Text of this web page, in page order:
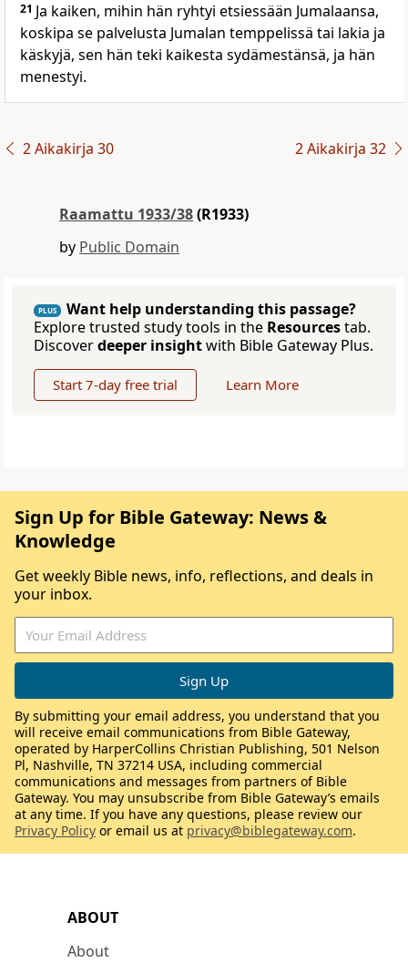
21 Ja kaiken, mihin hän ryhtyi etsiessään Jumalaansa,
koskipa se palvelusta Jumalan temppelissä tai lakia ja
käskyjä, sen hän teki kaikesta sydämestänsä, ja hän
menestyi.
2 Aikakirja 30 2 Aikakirja 32
Raamattu 1933/38(R1933)
by Public Domain
PLUS
Want help understanding this passage?
Explore trusted study tools in the Resourcestab.
Discoverdeeper insightwith Bible Gateway Plus.
Start 7-day free trial Learn More
ABOUT
About
Sign Up for Bible Gateway: News &
Knowledge
Get weekly Bible news, info, reflections, and deals in
your inbox.
By submitting your email address, you understand that you
will receive email communications from Bible Gateway,
operated by HarperCollins Christian Publishing, 501 Nelson
Pl, Nashville, TN 37214 USA, including commercial
communications and messages from partners of Bible
Gateway. You may unsubscribe from Bible Gateway’s emails
at any time. If you have any questions, please review our
Privacy Policy or email us at privacy@biblegateway.com.